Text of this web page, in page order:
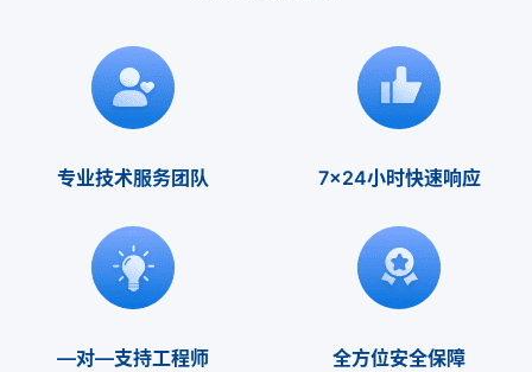
专业技术服务团队 7x24小时快速响应
—对―支持工程师 全方位安全保障